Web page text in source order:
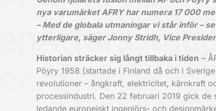
nya varumärket AFRY har numera 17 000
– Med de globala utmaningar vi står inför –
ytterligare, säger Jonny Stridh, Vice
Historian sträcker sig långt tillbaka i tiden –
Pöyry 1958 (startade i Finland då och i
revolutioner – ångkraft, elektricitet, kärnkraft
processindustri. Den 22 februari 2019 gick
ledande europeiskt ingenjörs- och